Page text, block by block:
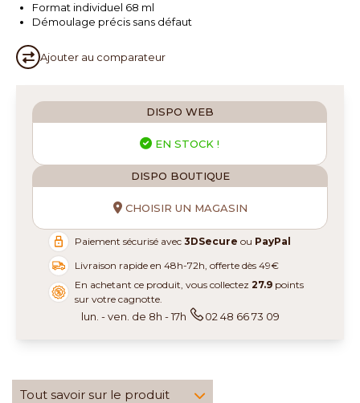
Format individuel 68 ml
Démoulage précis sans défaut
Ajouter au comparateur
DISPO WEB
EN STOCK !
DISPO BOUTIQUE
CHOISIR UN MAGASIN
Paiement sécurisé avec3DSecure ou PayPal
Livraison rapide en 48h-72h, offerte dès 49€
En achetant ce produit, vous collectez27.9 points
sur votre cagnotte.
lun. - ven. de 8h - 17h 02 48 66 73 09
Tout savoir sur le produit